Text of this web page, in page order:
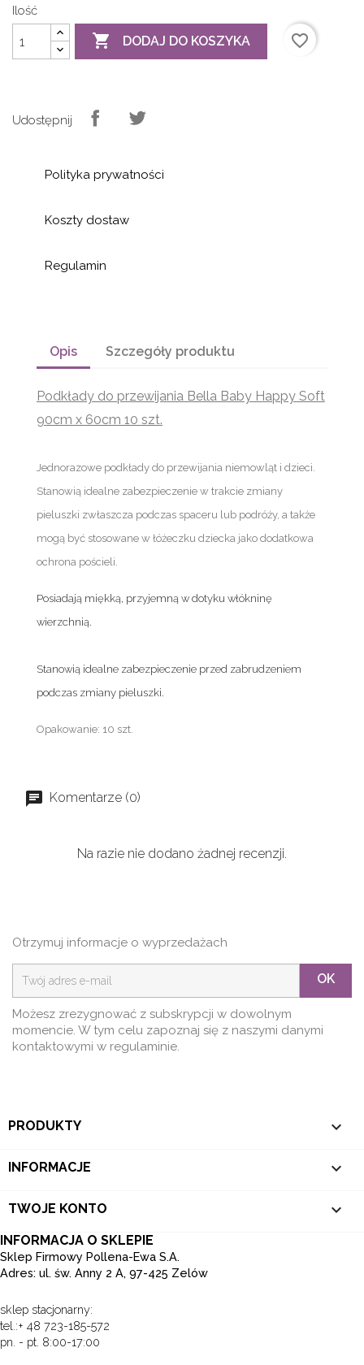
Ilość
 DODAJ DO KOSZYKA favorite_border
Udostępnij
Polityka prywatności
Koszty dostaw
Regulamin
Opis Szczegóły produktu
Podkłady do przewijania Bella Baby Happy Soft
90cm x 60cm 10 szt.
Jednorazowe podkłady do przewijania niemowląt i dzieci.
Stanowią idealne zabezpieczenie w trakcie zmiany
pieluszki zwłaszcza podczas spaceru lub podróży, a także
mogą być stosowane w łóżeczku dziecka jako dodatkowa
ochrona pościeli.
Posiadają miękką, przyjemną w dotyku włókninę
wierzchnią.
Stanowią idealne zabezpieczenie przed zabrudzeniem
podczas zmiany pieluszki.
Opakowanie: 10 szt.
Komentarze (0)
Na razie nie dodano żadnej recenzji.
Otrzymuj informacje o wyprzedażach
OK
Możesz zrezygnować z subskrypcji w dowolnym
momencie. W tym celu zapoznaj się z naszymi danymi
kontaktowymi w regulaminie.
PRODUKTY 
INFORMACJE 
TWOJE KONTO 
INFORMACJA O SKLEPIE
Sklep Firmowy Pollena-Ewa S.A.
Adres: ul. św. Anny 2 A, 97-425 Zelów
sklep stacjonarny:
tel.:+ 48 723-185-572
pn. - pt. 8:00-17:00